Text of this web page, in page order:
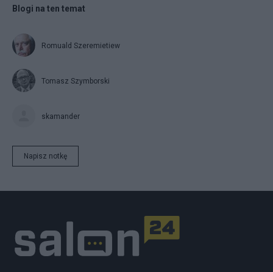
Blogi na ten temat
Romuald Szeremietiew
Tomasz Szymborski
skamander
Napisz notkę